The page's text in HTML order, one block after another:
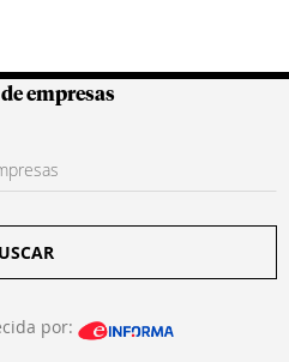
Colombianas
empresas
por: